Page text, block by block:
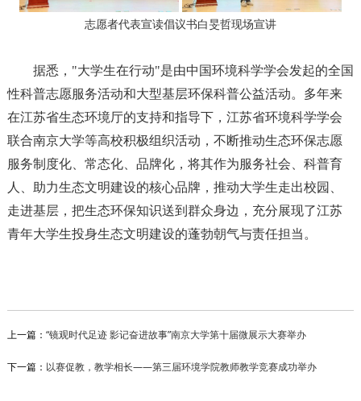
志愿者代表宣读倡议书白旻哲现场宣讲
据悉，"大学生在行动"是由中国环境科学学会发起的全国
性科普志愿服务活动和大型基层环保科普公益活动。多年来
在江苏省生态环境厅的支持和指导下，江苏省环境科学学会
联合南京大学等高校积极组织活动，不断推动生态环保志愿
服务制度化、常态化、品牌化，将其作为服务社会、科普育
人、助力生态文明建设的核心品牌，推动大学生走出校园、
走进基层，把生态环保知识送到群众身边，充分展现了江苏
青年大学生投身生态文明建设的蓬勃朝气与责任担当。
上一篇： “镜观时代足迹 影记奋进故事”南京大学第十届微展示大赛举办
下一篇： 以赛促教，教学相长——第三届环境学院教师教学竞赛成功举办